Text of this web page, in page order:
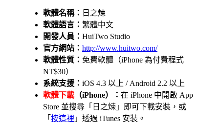
軟體名稱： 日之煉
軟體語言： 繁體中文
開發人員： HuiTwo Studio
官方網站： http://www.huitwo.com/
軟體性質： 免費軟體（iPhone 為付費程式
NT$30）
系統支援： iOS 4.3 以上 / Android 2.2 以上
軟體下載 （iPhone）： 在 iPhone 中開啟 App
Store 並搜尋「日之煉」即可下載安裝，或
「 按這裡 」透過 iTunes 安裝。